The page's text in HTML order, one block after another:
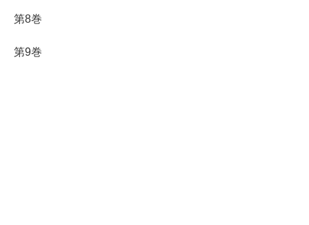
第8巻
第9巻